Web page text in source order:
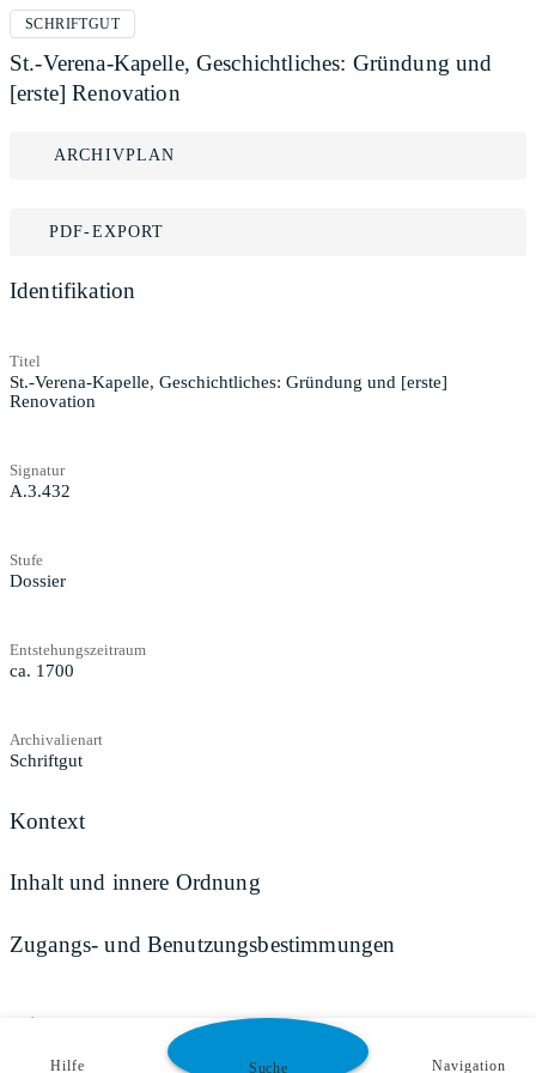
SCHRIFTGUT
St.-Verena-Kapelle, Geschichtliches: Gründung und
[erste] Renovation
ARCHIVPLAN
PDF-EXPORT
Identifikation
Titel
St.-Verena-Kapelle, Geschichtliches: Gründung und [erste]
Renovation
Signatur
A.3.432
Stufe
Dossier
Entstehungszeitraum
ca. 1700
Archivalienart
Schriftgut
Kontext
Inhalt und innere Ordnung
Zugangs- und Benutzungsbestimmungen
Teilen
Hilfe Suche Navigation